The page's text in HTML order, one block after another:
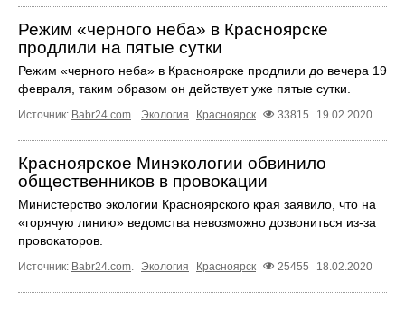
Режим «черного неба» в Красноярске
продлили на пятые сутки
Режим «черного неба» в Красноярске продлили до вечера 19
февраля, таким образом он действует уже пятые сутки.
Источник: Babr24.com. Экология Красноярск 33815 19.02.2020
Красноярское Минэкологии обвинило
общественников в провокации
Министерство экологии Красноярского края заявило, что на
«горячую линию» ведомства невозможно дозвониться из-за
провокаторов.
Источник: Babr24.com. Экология Красноярск 25455 18.02.2020